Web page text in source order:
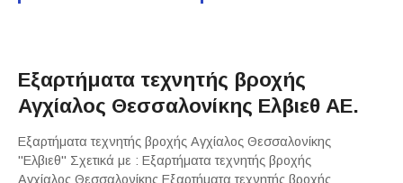
Εξαρτήματα τεχνητής βροχής
Αγχίαλος Θεσσαλονίκης Ελβιεθ ΑΕ.
Εξαρτήματα τεχνητής βροχής Αγχίαλος Θεσσαλονίκης
"Ελβιεθ" Σχετικά με : Εξαρτήματα τεχνητής βροχής
Αγχίαλος Θεσσαλονίκης Εξαρτήματα τεχνητής βροχής